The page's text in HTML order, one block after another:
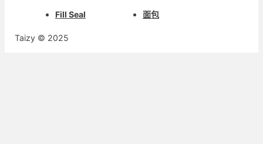
Fill Seal 面包
Taizy © 2025